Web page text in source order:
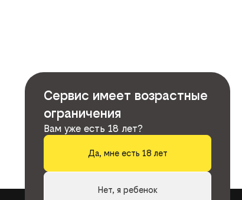
Сервис имеет возрастные
ограничения
Вам уже есть 18 лет?
Да, мне есть 18 лет
Нет, я ребенок